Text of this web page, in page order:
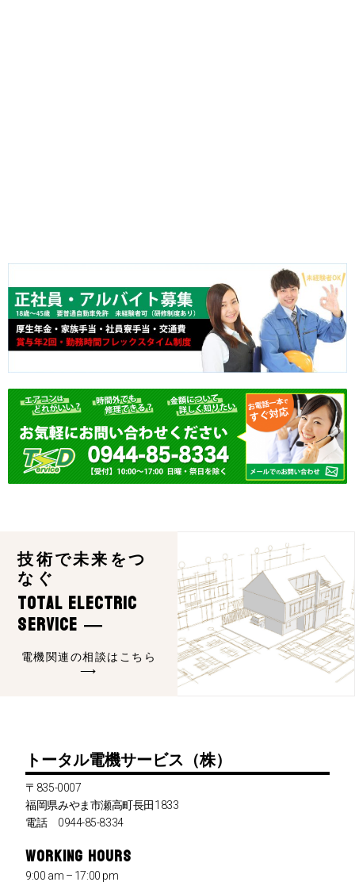
技術で未来をつ
なぐ
Total Electric
Service ―
電機関連の相談はこちら
⟶
トータル電機サービス（株）
〒835-0007
福岡県みやま市瀬高町長田1833
電話 0944-85-8334
WORKING HOURS
9:00 am – 17:00 pm